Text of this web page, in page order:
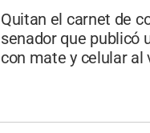
Quitan el carnet de
senador que publicó
con mate y celular al